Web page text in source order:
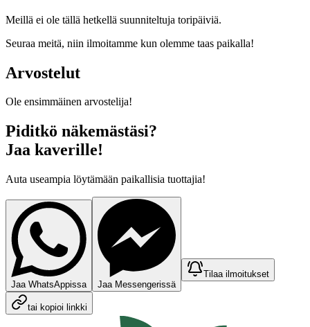
Meillä ei ole tällä hetkellä suunniteltuja toripäiviä.
Seuraa meitä, niin ilmoitamme kun olemme taas paikalla!
Arvostelut
Ole ensimmäinen arvostelija!
Piditkö näkemästäsi?
Jaa kaverille!
Auta useampia löytämään paikallisia tuottajia!
Jaa WhatsAppissa Jaa Messengerissä
Tilaa ilmoitukset
tai kopioi linkki